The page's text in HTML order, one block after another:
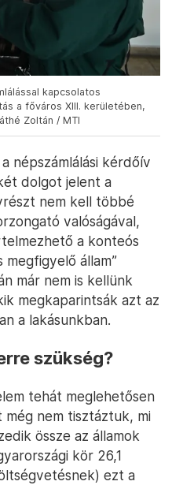
kapcsolatos
a főváros XIII. kerületében,
Zoltán / MTI
népszámlálási kérdőív
dolgot jelent a
nem kell többé
valóságával,
a konteós
állam”
már nem is kellünk
megkaparintsák azt az
a lakásunkban.
szükség?
tehát meglehetősen
még nem tisztáztuk, mi
össze az államok
kör 26,1
ezt a